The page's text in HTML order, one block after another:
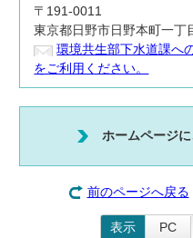
〒191-0011
東京都日野市日野本町一
環境共生部下水道課へ
をご利用ください。
ホームページ
前のページへ戻る
表示 PC